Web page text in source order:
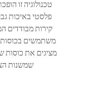
טכנולוגיה זו
פלסטי באיכות
קירות מבודדים
משתמשים בכוסות
מציגים את כוסות
שמשנות